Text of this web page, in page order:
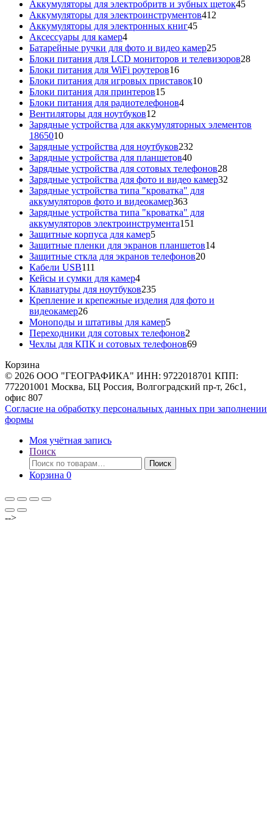
товаров
Аккумуляторы для электробритв и зубных щеток4545
Аккумуляторы для электроинструментов412
Аккумуляторы для электронных книг4545
Аксессуары для камер44
товара
Батарейные ручки для фото и видео камер2525
товаров
Блоки питания для LCD мониторов и телевизоров2828
Блоки питания для WiFi роутеров1616
товаров
Блоки питания для игровых приставок1010
Блоки питания для принтеров1515
товаров
Блоки питания для радиотелефонов44
Вентиляторы для ноутбуков12
товаров
Зарядные устройства для аккумуляторных элементов
186501010
товаров
Зарядные устройства для ноутбуков232
Зарядные устройства для планшетов4040
товаров
Зарядные устройства для сотовых телефонов2828
товаров
Зарядные устройства для фото и видео камер32
Зарядные устройства типа "кроватка" для
аккумуляторов фото и видеокамер363363
товара
Зарядные устройства типа "кроватка" для
аккумуляторов электроинструмента151
Защитные корпуса для камер55
товаров
Защитные пленки для экранов планшетов1414
Защитные сткла для экранов телефонов2020
Кабели USB111
товаров
Кейсы и сумки для камер44
товара
Клавиатуры для ноутбуков235235
товаров
Крепление и крепежные изделия для фото и
видеокамер2626
товаров
Моноподы и штативы для камер55
товаров
Переходники для сотовых телефонов2
товара
Чехлы для КПК и сотовых телефонов6969
Корзина
© 2026 ООО "ГЕОГРАФИКА" ИНН: 9722018701 КПП:
772201001 Москва, БЦ Россия, Волгоградский пр-т, 26с1,
офис 807
Согласие на обработку персональных данных при заполнении
формы
Моя учётная запись
Поиск
Искать:
Поиск
Корзина 0
-->